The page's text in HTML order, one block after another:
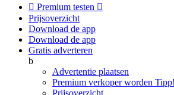
 Premium testen 
Prijsoverzicht
Download de app
Download de app
Gratis adverteren
b
Advertentie plaatsen
Premium verkoper worden Tipp!
Prijsoverzicht